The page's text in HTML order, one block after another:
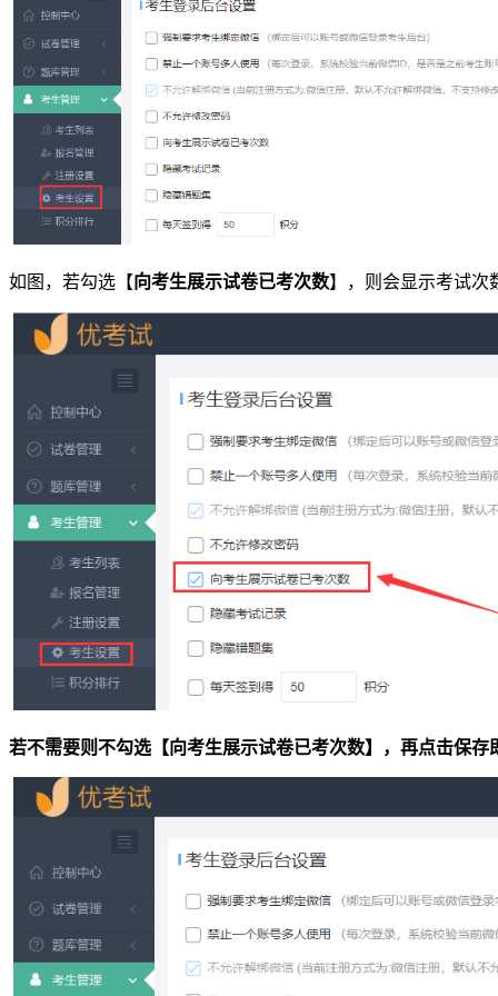
如图，若勾选【向考生展示试卷已考次数】，则会显示考试次
若不需要则不勾选【向考生展示试卷已考次数】，再点击保存